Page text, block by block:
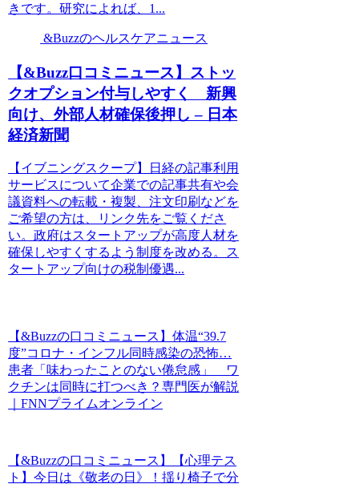
きです。研究によれば、1...
&Buzzのヘルスケアニュース
【&Buzz口コミニュース】ストッ
クオプション付与しやすく 新興
向け、外部人材確保後押し – 日本
経済新聞
【イブニングスクープ】日経の記事利用
サービスについて企業での記事共有や会
議資料への転載・複製、注文印刷などを
ご希望の方は、リンク先をご覧くださ
い。政府はスタートアップが高度人材を
確保しやすくするよう制度を改める。ス
タートアップ向けの税制優遇...
【&Buzzの口コミニュース】体温“39.7
度”コロナ・インフル同時感染の恐怖…
患者「味わったことのない倦怠感」 ワ
クチンは同時に打つべき？専門医が解説
｜FNNプライムオンライン
【&Buzzの口コミニュース】【心理テス
ト】今日は《敬老の日》！揺り椅子で分